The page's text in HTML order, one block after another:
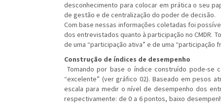
desconhecimento para colocar em prática o seu
de gestão e de centralização do poder de decisão.
Com base nessas informações coletadas foi
dos entrevistados quanto à participação no CMDR.
de uma “participação ativa” e de uma “participação
Construção de índices de desempenho
Tomando por base o índice construído pode-se
“excelente” (ver gráfico 02). Baseado em pesos
escala para medir o nível de desempenho dos
respectivamente: de 0 a 6 pontos, baixo